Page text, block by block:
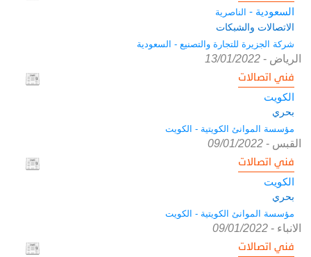
السعودية - الناصرية
الاتصالات والشبكات
شركة الجزيرة للتجارة والتصنيع - السعودية
الرياض -
13/01/2022
فني اتصالات
الكويت
بحري
مؤسسة الموانئ الكويتية - الكويت
القبس -
09/01/2022
فني اتصالات
الكويت
بحري
مؤسسة الموانئ الكويتية - الكويت
الانباء -
09/01/2022
فني اتصالات